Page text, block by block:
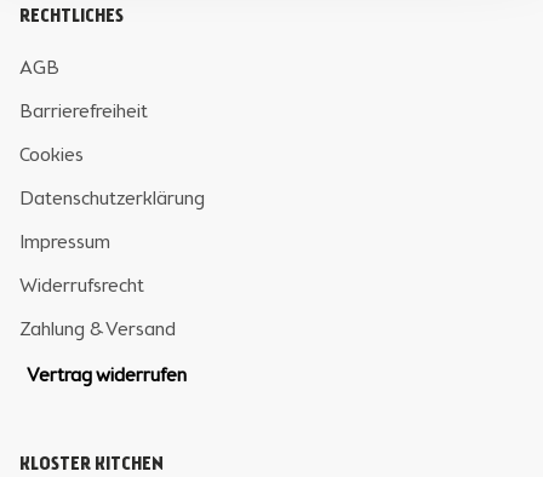
RECHTLICHES
AGB
Barrierefreiheit
Cookies
Datenschutzerklärung
Impressum
Widerrufsrecht
Zahlung & Versand
Vertrag widerrufen
KLOSTER KITCHEN